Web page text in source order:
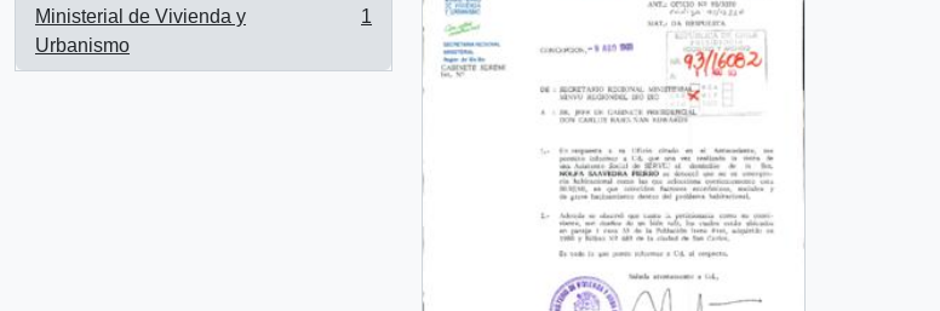
Ministerial de Vivienda y
Urbanismo
, 1 resultados
1